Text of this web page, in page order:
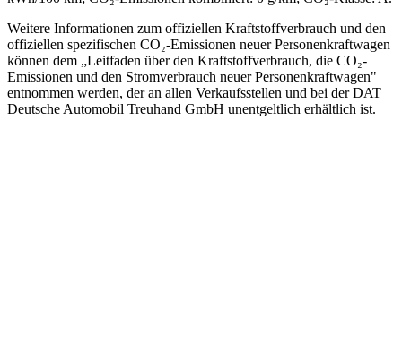
Weitere Informationen zum offiziellen Kraftstoffverbrauch und den
offiziellen spezifischen CO₂-Emissionen neuer Personenkraftwagen
können dem „Leitfaden über den Kraftstoffverbrauch, die CO₂-
Emissionen und den Stromverbrauch neuer Personenkraftwagen"
entnommen werden, der an allen Verkaufsstellen und bei der DAT
Deutsche Automobil Treuhand GmbH unentgeltlich erhältlich ist.